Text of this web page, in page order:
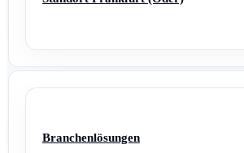
Branchenlösungen